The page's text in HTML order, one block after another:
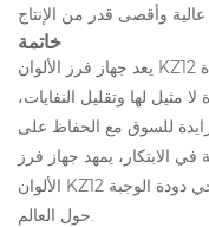
خاتمة
يعد جهاز فرز الألوان KZ12 بلا شك لاعبًا رئيسيًا في مستقبل صناعة دودة
مثيل لها وتقليل النفايات،
للسوق مع الحفاظ على
الابتكار، يمهد جهاز فرز
الألوان KZ12 الطريق لمستقبل أكثر استدامة وربحية لمنتجي دودة الوجبة
حول العالم.